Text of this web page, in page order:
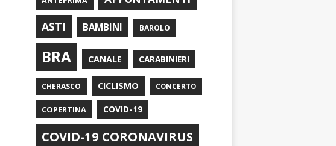
ASTI
BAMBINI BAROLO
BRA CANALE CARABINIERI
CHERASCO CICLISMO CONCERTO
COPERTINA COVID-19
COVID-19 CORONAVIRUS